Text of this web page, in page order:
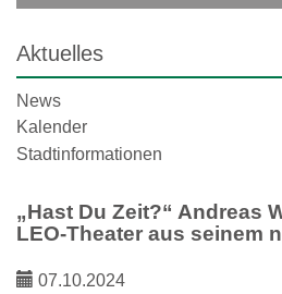
Aktuelles
News
Kalender
Stadtinformationen
„Hast Du Zeit?“ Andreas
LEO-Theater aus seinem
07.10.2024